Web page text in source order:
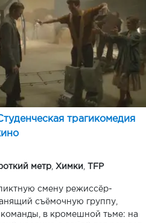
трагикомедия
метр Химки TFP
смену режиссёр-
съёмочную группу,
команды, в кромешной тьме: на